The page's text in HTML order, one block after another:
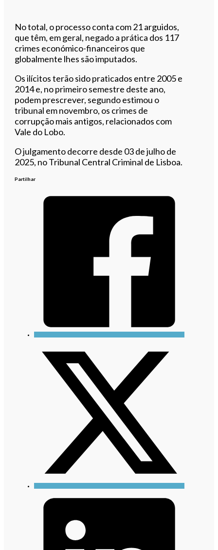
No total, o processo conta com 21 arguidos,
que têm, em geral, negado a prática dos 117
crimes económico-financeiros que
globalmente lhes são imputados.
Os ilícitos terão sido praticados entre 2005 e
2014 e, no primeiro semestre deste ano,
podem prescrever, segundo estimou o
tribunal em novembro, os crimes de
corrupção mais antigos, relacionados com
Vale do Lobo.
O julgamento decorre desde 03 de julho de
2025, no Tribunal Central Criminal de Lisboa.
Partilhar